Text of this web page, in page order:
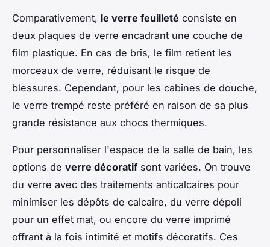
Comparativement, le verre feuilleté consiste en
deux plaques de verre encadrant une couche de
film plastique. En cas de bris, le film retient les
morceaux de verre, réduisant le risque de
blessures. Cependant, pour les cabines de douche,
le verre trempé reste préféré en raison de sa plus
grande résistance aux chocs thermiques.
Pour personnaliser l'espace de la salle de bain, les
options de verre décoratifsont variées. On trouve
du verre avec des traitements anticalcaires pour
minimiser les dépôts de calcaire, du verre dépoli
pour un effet mat, ou encore du verre imprimé
offrant à la fois intimité et motifs décoratifs. Ces